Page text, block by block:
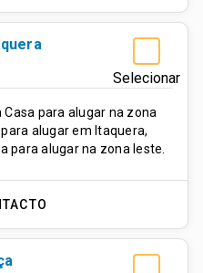
Selecionar
para alugar na zona
alugar em Itaquera,
para alugar na zona leste.